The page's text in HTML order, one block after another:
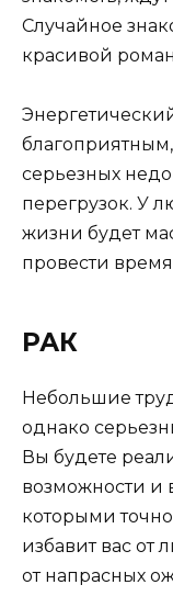
Случайное
красивой
серьезных
перегрузок. У
жизни будет
провести
РАК
Небольшие
однако
Вы будете
возможности и
которыми
избавит вас
от напрасных